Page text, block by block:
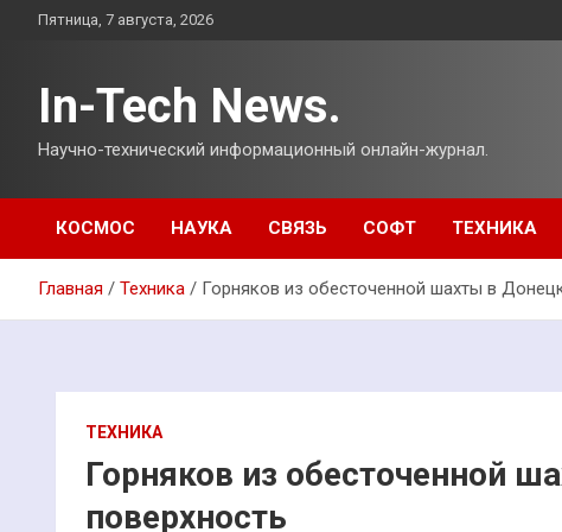
ПерейтиПятница, 7 августа, 2026
In-Tech News.
Научно-технический информационный онлайн-журнал.
КОСМОС НАУКА СВЯЗЬ СОФТ ТЕХНИКА
Главная Техника Горняков из обесточенной шахты в
ТЕХНИКА
Горняков из обесточенной
поверхность